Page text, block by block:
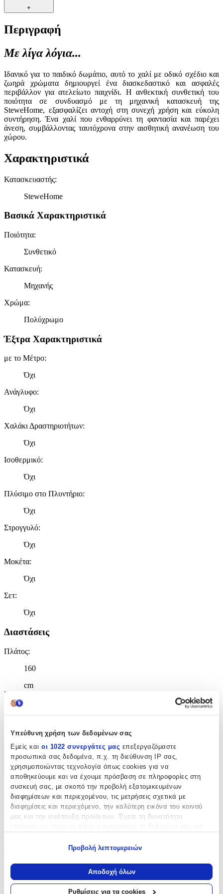
Υπεύθυνη χρήση των δεδομένων σας
Εμείς και οι 1022 συνεργάτες μας επεξεργαζόμαστε
προσωπικά σας δεδομένα, π.χ. τη διεύθυνση IP σας,
χρησιμοποιώντας τεχνολογία όπως cookies για να
αποθηκεύουμε και να έχουμε πρόσβαση σε πληροφορίες στη
συσκευή σας, με σκοπό την προβολή εξατομικευμένων
διαφημίσεων και περιεχομένου, τις μετρήσεις σχετικά με
διαφημίσεις και περιεχόμενο, την καλύτερη εικόνα του κοινού
μας και την ανάπτυξη προϊόντων. Έχετε τη δυνατότητα
Να συλλέξουμε πληροφορίες σχετικά με τη γεωγραφική
σας τοποθεσία, οι οποίες μπορεί να είναι ακριβείς σε
απόσταση μερικών μέτρων
Προβολή λεπτομερειών
Αποδοχή όλων
Ρυθμίσεις για τα cookies
+
Περιγραφή
Με λίγα λόγια...
Ιδανικό για το παιδικό δωμάτιο, αυτό το χαλί με οδικό σχέδιο και
ζωηρά χρώματα δημιουργεί ένα διασκεδαστικό και ασφαλές
περιβάλλον για ατελείωτο παιχνίδι. Η ανθεκτική συνθετική του
ποιότητα σε συνδυασμό με τη μηχανική κατασκευή της
SteweHome, εξασφαλίζει αντοχή στη συνεχή χρήση και εύκολη
συντήρηση. Ένα χαλί που ενθαρρύνει τη φαντασία και παρέχει
άνεση, συμβάλλοντας ταυτόχρονα στην αισθητική ανανέωση του
χώρου.
Χαρακτηριστικά
Κατασκευαστής:
SteweHome
Βασικά Χαρακτηριστικά
Ποιότητα:
Συνθετικό
Κατασκευή:
Μηχανής
Χρώμα:
Πολύχρωμο
Έξτρα Χαρακτηριστικά
με το Μέτρο:
Όχι
Ανάγλυφο:
Όχι
Χαλάκι Δραστηριοτήτων:
Όχι
Ισοθερμικό:
Όχι
Πλύσιμο στο Πλυντήριο:
Όχι
Στρογγυλό:
Όχι
Μοκέτα:
Όχι
Σετ:
Όχι
Διαστάσεις
Πλάτος:
160
cm
Μήκος
cm
Χαρακτηριστικά
+
Χαρακτηριστικά
Κατασκευαστής :
SteweHome
Βασικά Χαρακτηριστικά
Ποιότητα
Συνθετικό